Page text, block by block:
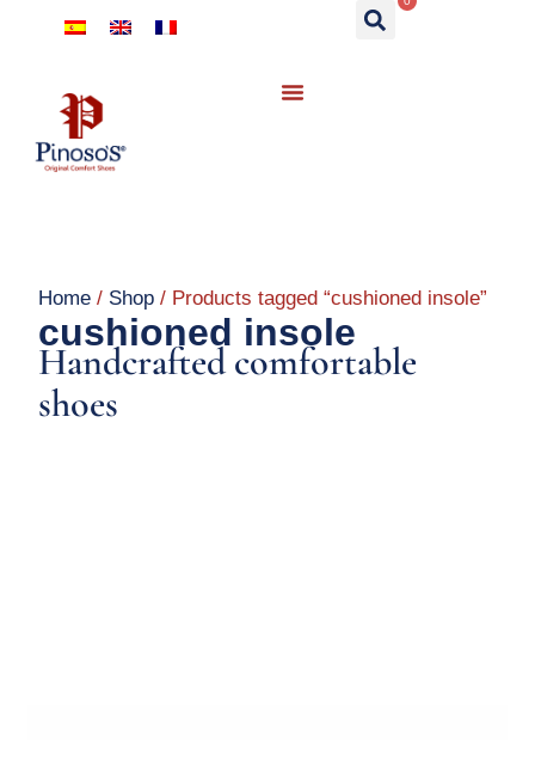
Home / Shop / Products tagged “cushioned insole”
cushioned insole
Handcrafted comfortable
shoes